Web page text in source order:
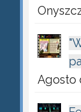
Agosto